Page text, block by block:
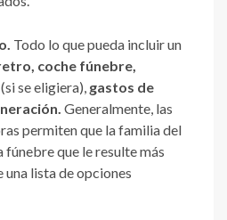
Todo lo que pueda incluir un
coche fúnebre,
(si se eligiera), gastos de
Generalmente, las
permiten que la familia del
fúnebre que le resulte más
lista de opciones